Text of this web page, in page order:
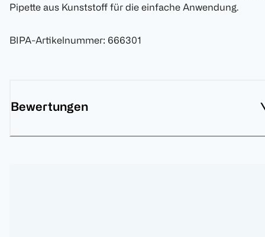
Pipette aus Kunststoff für die einfache Anwendung.
BIPA-Artikelnummer: 666301
Bewertungen